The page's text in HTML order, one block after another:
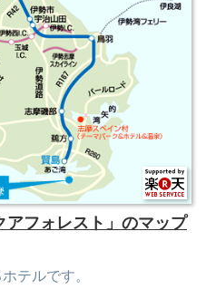
アフォレスト」のマップ
テルです。